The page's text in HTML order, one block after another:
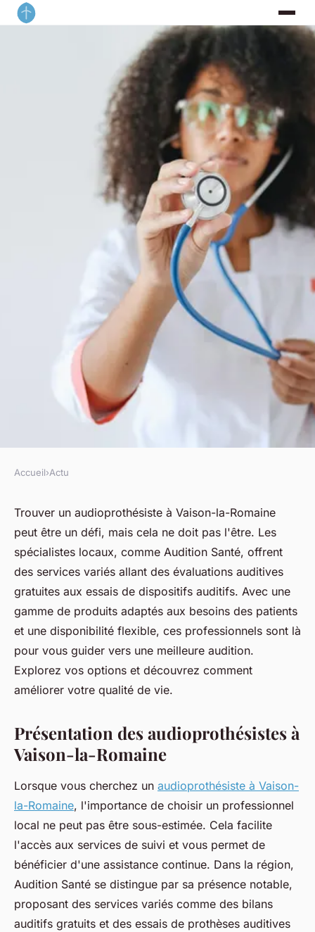
Votre audioprothésiste à
vaison-la-romaine : services
et conseils
fabienne• 28 mars 2025•6 min de lecture
Accueil›Actu
Trouver un audioprothésiste à Vaison-la-Romaine
peut être un défi, mais cela ne doit pas l'être. Les
spécialistes locaux, comme Audition Santé, offrent
des services variés allant des évaluations auditives
gratuites aux essais de dispositifs auditifs. Avec une
gamme de produits adaptés aux besoins des patients
et une disponibilité flexible, ces professionnels sont là
pour vous guider vers une meilleure audition.
Explorez vos options et découvrez comment
améliorer votre qualité de vie.
Présentation des audioprothésistes à
Vaison-la-Romaine
Lorsque vous cherchez un audioprothésiste à Vaison-
la-Romaine, l'importance de choisir un professionnel
local ne peut pas être sous-estimée. Cela facilite
l'accès aux services de suivi et vous permet de
bénéficier d'une assistance continue. Dans la région,
Audition Santé se distingue par sa présence notable,
proposant des services variés comme des bilans
auditifs gratuits et des essais de prothèses auditives